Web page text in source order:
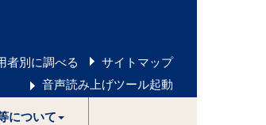
者別に調べる
サイトマップ
音声読み上げツール起動
について